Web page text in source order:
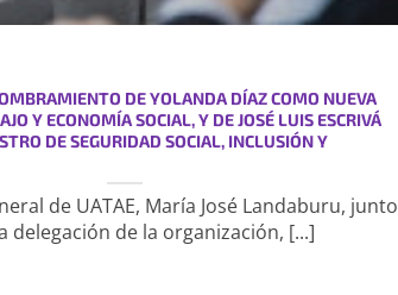
DE YOLANDA DÍAZ COMO NUEVA
Y ECONOMÍA SOCIAL, Y DE JOSÉ LUIS ESCRIVÁ
DE SEGURIDAD SOCIAL, INCLUSIÓN Y
de UATAE, María José Landaburu, junto
delegación de la organización, [...]